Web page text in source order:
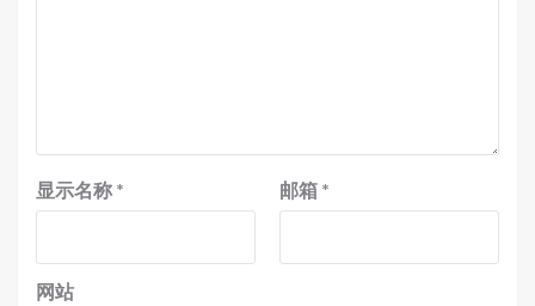
显示名称 * 邮箱 *
网站